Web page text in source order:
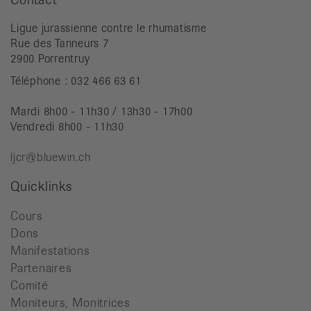
Ligue jurassienne contre le rhumatisme
Rue des Tanneurs 7
2900 Porrentruy
Téléphone : 032 466 63 61
Mardi 8h00 - 11h30 / 13h30 - 17h00
Vendredi 8h00 - 11h30
ljcr@bluewin.ch
Quicklinks
Cours
Dons
Manifestations
Partenaires
Comité
Moniteurs, Monitrices